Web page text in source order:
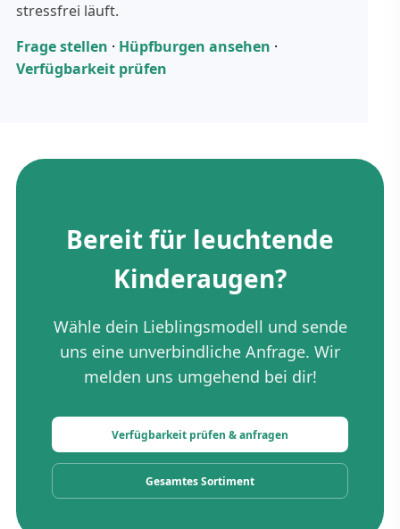
stressfrei läuft.
Frage stellen · Hüpfburgen ansehen ·
Verfügbarkeit prüfen
Bereit für leuchtende
Kinderaugen?
Wähle dein Lieblingsmodell und sende
uns eine unverbindliche Anfrage. Wir
melden uns umgehend bei dir!
Verfügbarkeit prüfen & anfragen
Gesamtes Sortiment